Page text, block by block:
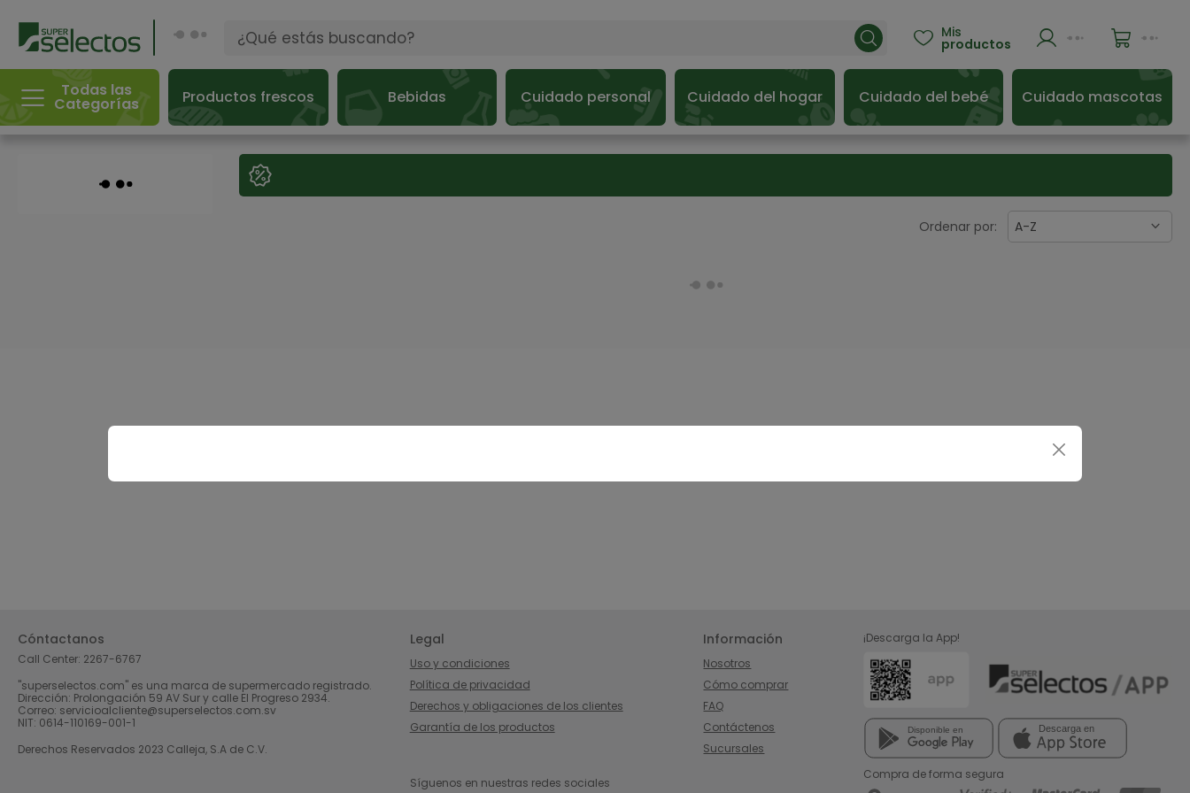
 Mis
productos
Todas las
Categorías Productos frescos Bebidas Cuidado personal Cuidado del hogar Cuidado del bebé Cuidado mascotas
Ordenar por: A-Z
Cóntactanos
Call Center: 2267-6767
"superselectos.com" es una marca de supermercado registrado.
Dirección: Prolongación 59 AV Sur y calle El Progreso 2934.
Correo: servicioalcliente@superselectos.com.sv
NIT: 0614-110169-001-1
Derechos Reservados 2023 Calleja, S.A de C.V.
Legal
Uso y condiciones
Política de privacidad
Derechos y obligaciones de los clientes
Garantía de los productos
Información
Nosotros
Cómo comprar
FAQ
Contáctenos
Sucursales
Síguenos en nuestras redes sociales
¡Descarga la App!
Compra de forma segura